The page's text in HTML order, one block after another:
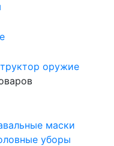
оружие
маски
уборы